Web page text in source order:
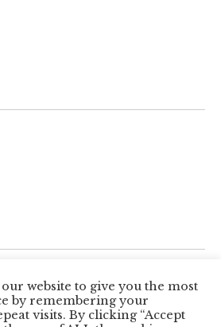
Folge uns
website to give you the most
by remembering your
visits. By clicking “Accept